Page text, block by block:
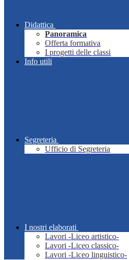
Didattica
Panoramica
Offerta formativa
I progetti delle classi
Info utili
Segreteria
Ufficio di Segreteria
I nostri elaborati
Lavori -Liceo artistico-
Lavori -Liceo classico-
Lavori -Liceo linguistico-